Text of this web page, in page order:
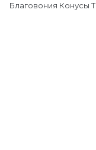
Благовония Конусы